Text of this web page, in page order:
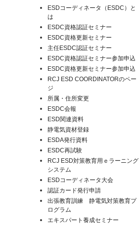
ESDコーディネータ（ESDC）と
は
ESDC資格認証セミナー
ESDC資格更新セミナー
主任ESDC認証セミナー
ESDC資格認証セミナー参加申込
ESDC資格更新セミナー参加申込
RCJ ESD COORDINATORのペー
ジ
所属・住所変更
ESDC会報
ESD関連資料
静電気資材登録
ESDA発行資料
ESDC再試験
RCJ ESD対策教育用ｅラーニング
システム
ESDコーディネータ大会
認証カード発行申請
出張教育訓練 静電気対策教育プ
ログラム
エキスパート養成セミナー